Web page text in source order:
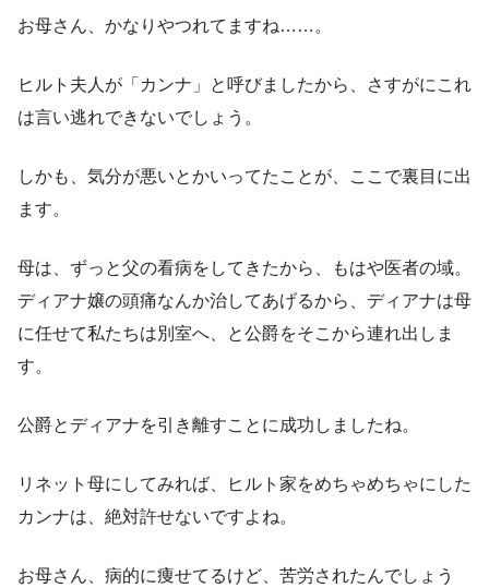
お母さん、かなりやつれてますね……。
ヒルト夫人が「カンナ」と呼びましたから、さすがにこれ
は言い逃れできないでしょう。
しかも、気分が悪いとかいってたことが、ここで裏目に出
ます。
母は、ずっと父の看病をしてきたから、もはや医者の域。
ディアナ嬢の頭痛なんか治してあげるから、ディアナは母
に任せて私たちは別室へ、と公爵をそこから連れ出しま
す。
公爵とディアナを引き離すことに成功しましたね。
リネット母にしてみれば、ヒルト家をめちゃめちゃにした
カンナは、絶対許せないですよね。
お母さん、病的に痩せてるけど、苦労されたんでしょう